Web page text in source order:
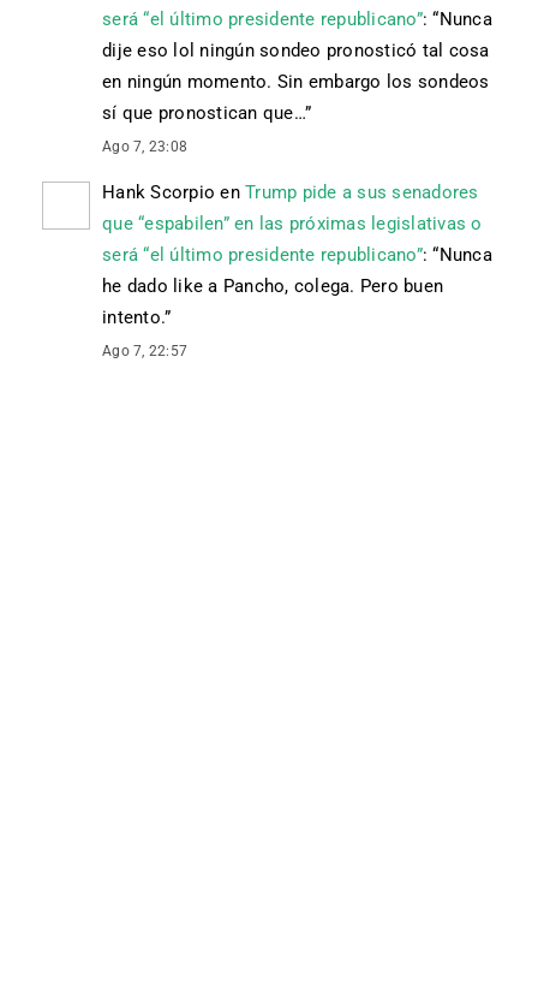
será “el último presidente republicano”: “Nunca
dije eso lol ningún sondeo pronosticó tal cosa
en ningún momento. Sin embargo los sondeos
sí que pronostican que…”
Ago 7, 23:08
Hank Scorpio en Trump pide a sus senadores
que “espabilen” en las próximas legislativas o
será “el último presidente republicano”: “Nunca
he dado like a Pancho, colega. Pero buen
intento.”
Ago 7, 22:57